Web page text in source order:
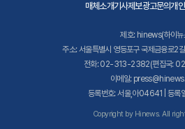
매체소개기사제보광고문의개
제호: hinews(하이뉴
주소: 서울특별시 영등포구 국제금융로2
전화: 02-313-2382(편집국:
이메일:
등록번호: 서울,아04641 | 등록
Copyright by Hinews. All